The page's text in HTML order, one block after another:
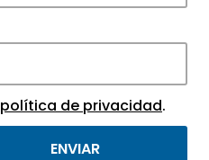
política de privacidad.